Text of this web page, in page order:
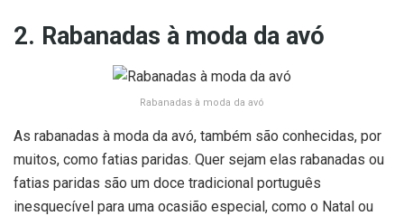
2. Rabanadas à moda da avó
Rabanadas à moda da avó
As rabanadas à moda da avó, também são conhecidas, por
muitos, como fatias paridas. Quer sejam elas rabanadas ou
fatias paridas são um doce tradicional português
inesquecível para uma ocasião especial, como o Natal ou